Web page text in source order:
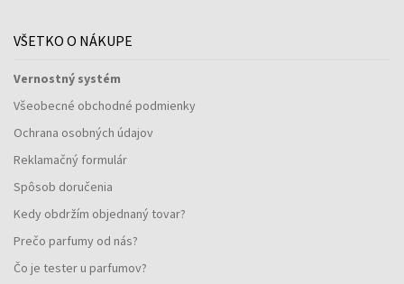
VŠETKO O NÁKUPE
Vernostný systém
Všeobecné obchodné podmienky
Ochrana osobných údajov
Reklamačný formulár
Spôsob doručenia
Kedy obdržím objednaný tovar?
Prečo parfumy od nás?
Čo je tester u parfumov?